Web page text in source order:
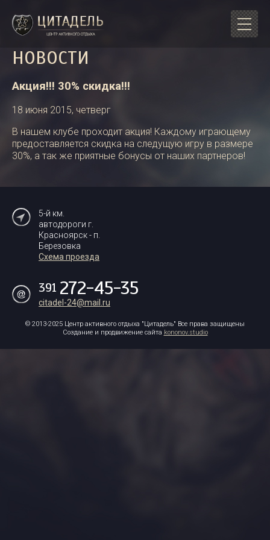
НОВОСТИ
Акция!!! 30% скидка!!!
18 июня 2015, четверг
В нашем клубе проходит акция! Каждому играющему
предоставляется скидка на следущую игру в размере
30%, а так же приятные бонусы от наших партнеров!
5-й км.
автодороги г.
Красноярск - п.
Березовка
Схема проезда
391 272-45-35
citadel-24@mail.ru
© 2013-2025 Центр активного отдыха "Цитадель" Все права защищены
Создание и продвижение сайта kononov.studio